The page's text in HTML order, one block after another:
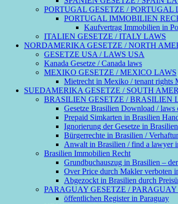
PORTUGAL GESETZE / PORTUGAL
PORTUGAL IMMOBILIEN
Kaufvertrag Immobilien in
ITALIEN GESETZE / ITALY LAWS
NORDAMERIKA GESETZE / NORTH
GESETZE USA / LAWS USA
Kanada Gesetze / Canada laws
MEXIKO GESETZE / MEXICO LAWS
Mietrecht in Mexiko / tenant rights
SUEDAMERIKA GESETZE / SOUTH
BRASILIEN GESETZE / BRASILIEN
Gesetze Brasilien Download / laws
Prepaid Simkarten in Brasilien
Ignorierung der Gesetze in
Bürgerrechte in Brasilien /
Anwalt in Brasilien / find a lawyer
Brasilien Immobilien Recht
Grundbuchauszug in Brasilien –
Over Price durch Makler verboten
Abgezockt in Brasilien durch
PARAGUAY GESETZE / PARAGUAY
öffentlichen Register in Paraguay